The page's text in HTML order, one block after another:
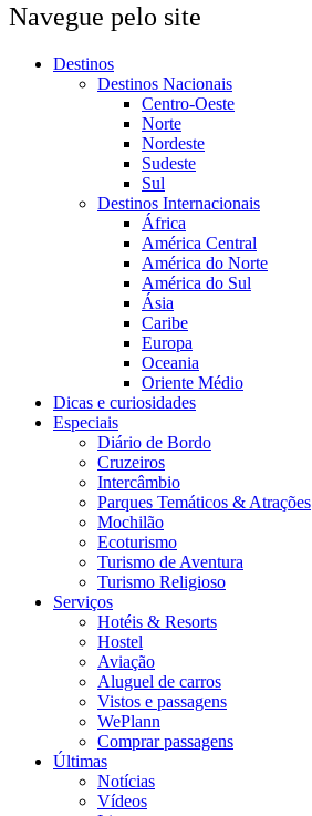
Navegue pelo site
Destinos
Destinos Nacionais
Centro-Oeste
Norte
Nordeste
Sudeste
Sul
Destinos Internacionais
África
América Central
América do Norte
América do Sul
Ásia
Caribe
Europa
Oceania
Oriente Médio
Dicas e curiosidades
Especiais
Diário de Bordo
Cruzeiros
Intercâmbio
Parques Temáticos & Atrações
Mochilão
Ecoturismo
Turismo de Aventura
Turismo Religioso
Serviços
Hotéis & Resorts
Hostel
Aviação
Aluguel de carros
Vistos e passagens
WePlann
Comprar passagens
Últimas
Notícias
Vídeos